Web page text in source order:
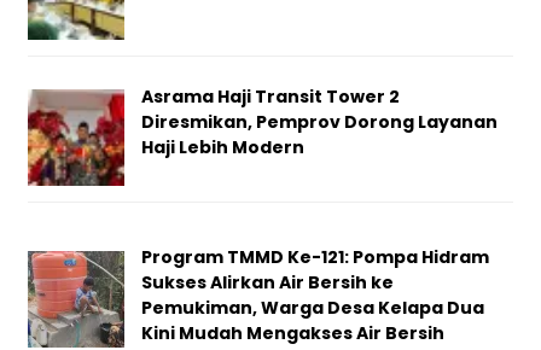
Asrama Haji Transit Tower 2
Diresmikan, Pemprov Dorong Layanan
Haji Lebih Modern
Program TMMD Ke-121: Pompa Hidram
Sukses Alirkan Air Bersih ke
Pemukiman, Warga Desa Kelapa Dua
Kini Mudah Mengakses Air Bersih